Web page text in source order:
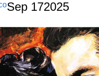
Sep 172025